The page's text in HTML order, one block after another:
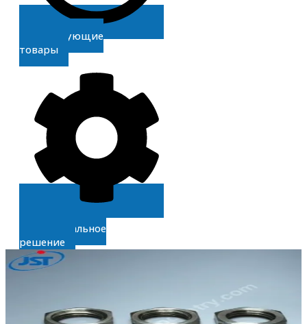
Сопутствующие
товары
индивидуальное
решение